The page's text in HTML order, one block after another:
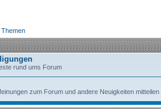
rund ums Forum
zum Forum und andere Neuigkeiten mitteilen